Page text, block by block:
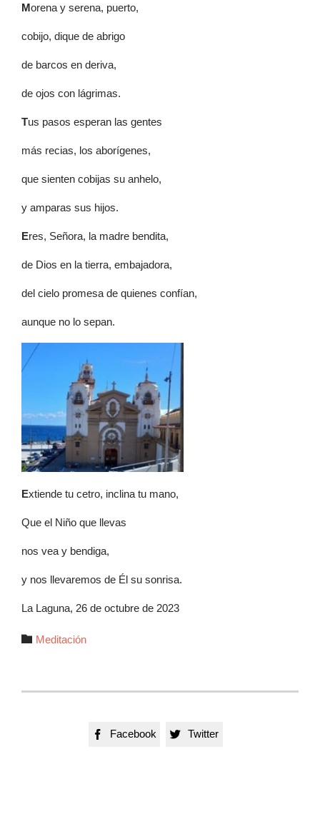
Morena y serena, puerto,
cobijo, dique de abrigo
de barcos en deriva,
de ojos con lágrimas.
Tus pasos esperan las gentes
más recias, los aborígenes,
que sienten cobijas su anhelo,
y amparas sus hijos.
Eres, Señora, la madre bendita,
de Dios en la tierra, embajadora,
del cielo promesa de quienes confían,
aunque no lo sepan.
Extiende tu cetro, inclina tu mano,
Que el Niño que llevas
nos vea y bendiga,
y nos llevaremos de Él su sonrisa.
La Laguna, 26 de octubre de 2023
 Autor
Meditación
 Facebook  Twitter